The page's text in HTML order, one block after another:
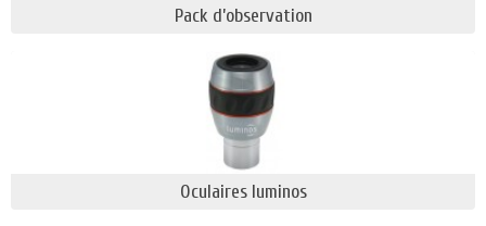
Safe offre la protection ultime contre les
99,999 % de la lumière visible. Cette
technologie est « Garantie Sécuritaire » pour
l'observation directe du soleil.
Fastar Technology :La technologie Fastar
offre aux imageurs la possibilité d'augmenter
Pack d’observation
Oculaires luminos